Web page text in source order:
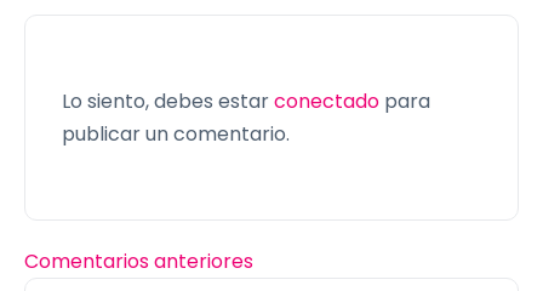
Lo siento, debes estarconectado para
publicar un comentario.
Comentarios anteriores